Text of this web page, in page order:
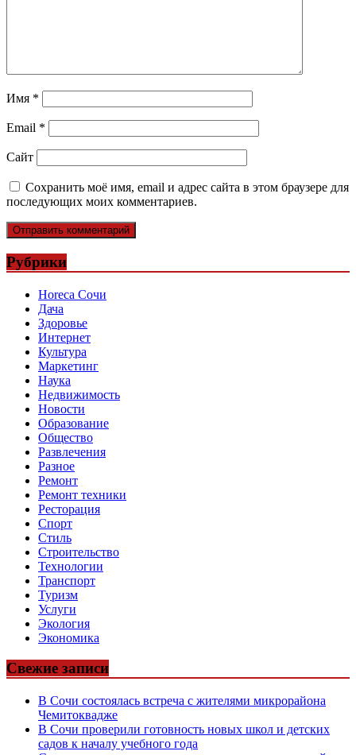
Имя *
Email *
Сайт
Сохранить моё имя, email и адрес сайта в этом браузере для
последующих моих комментариев.
Рубрики
Horeca Сочи
Дача
Здоровье
Интернет
Культура
Маркетинг
Наука
Недвижимость
Новости
Образование
Общество
Развлечения
Разное
Ремонт
Ремонт техники
Ресторация
Спорт
Стиль
Строительство
Технологии
Транспорт
Туризм
Услуги
Экология
Экономика
Свежие записи
В Сочи состоялась встреча с жителями микрорайона
Чемитоквадже
В Сочи проверили готовность новых школ и детских
садов к началу учебного года